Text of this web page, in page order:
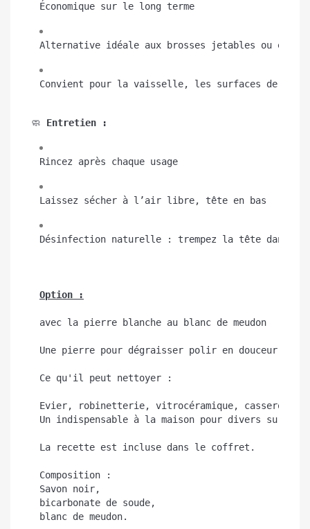
Économique sur le long terme
Alternative idéale aux brosses jetables ou
Convient pour la vaisselle, les surfaces de
🧼 Entretien :
Rincez après chaque usage
Laissez sécher à l’air libre, tête en bas
Désinfection naturelle : trempez la tête dans
Option :
avec la pierre blanche au blanc de meudon
Une pierre pour dégraisser polir en douceur
Ce qu'il peut nettoyer :
Evier, robinetterie, vitrocéramique,
Un indispensable à la maison pour divers
La recette est incluse dans le coffret.
Composition :
Savon noir,
bicarbonate de soude,
blanc de meudon.